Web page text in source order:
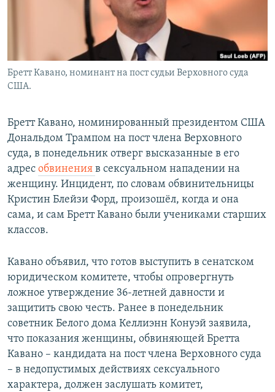
Бретт Кавано, номинант на пост судьи Верховного суда
США.
Бретт Кавано, номинированный президентом США
Дональдом Трампом на пост члена Верховного
суда, в понедельник отверг высказанные в его
адрес обвинения в сексуальном нападении на
женщину. Инцидент, по словам обвинительницы
Кристин Блейзи Форд, произошёл, когда и она
сама, и сам Бретт Кавано были учениками старших
классов.
Кавано объявил, что готов выступить в сенатском
юридическом комитете, чтобы опровергнуть
ложное утверждение 36-летней давности и
защитить свою честь. Ранее в понедельник
советник Белого дома Келлиэнн Конуэй заявила,
что показания женщины, обвиняющей Бретта
Кавано – кандидата на пост члена Верховного суда
– в недопустимых действиях сексуального
характера, должен заслушать комитет,